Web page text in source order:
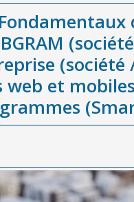
et de l'Évaluation
de développement
(société
et